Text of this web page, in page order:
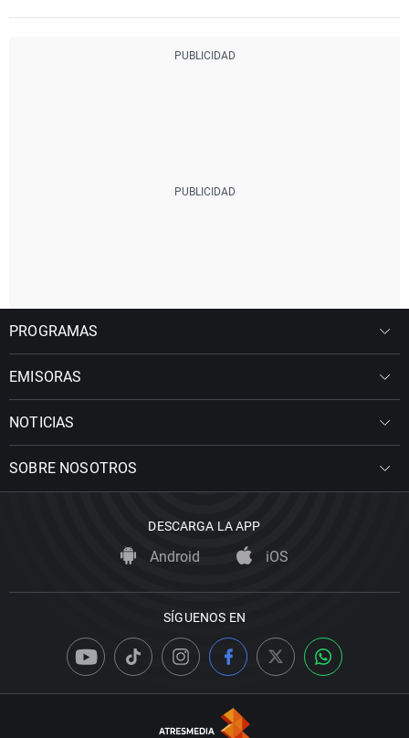
PROGRAMAS
EMISORAS
NOTICIAS
SOBRE NOSOTROS
DESCARGA LA APP
Android iOS
SÍGUENOS EN